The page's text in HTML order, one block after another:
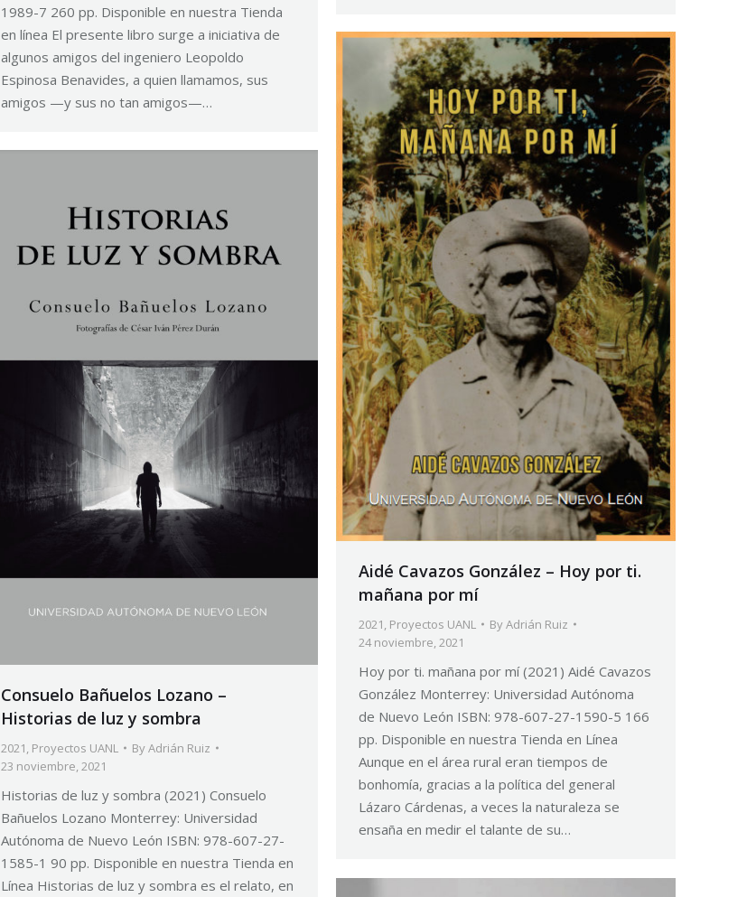
1989-7 260 pp. Disponible en nuestra Tienda
en línea El presente libro surge a iniciativa de
algunos amigos del ingeniero Leopoldo
Espinosa Benavides, a quien llamamos, sus
amigos —y sus no tan amigos—…
Aidé Cavazos González – Hoy por ti.
mañana por mí
2021, Proyectos UANL ByAdrián Ruiz
24 noviembre, 2021
Hoy por ti. mañana por mí (2021) Aidé Cavazos
González Monterrey: Universidad Autónoma
de Nuevo León ISBN: 978-607-27-1590-5 166
pp. Disponible en nuestra Tienda en Línea
Aunque en el área rural eran tiempos de
bonhomía, gracias a la política del general
Lázaro Cárdenas, a veces la naturaleza se
ensaña en medir el talante de su…
Consuelo Bañuelos Lozano –
Historias de luz y sombra
2021, Proyectos UANL ByAdrián Ruiz
23 noviembre, 2021
Historias de luz y sombra (2021) Consuelo
Bañuelos Lozano Monterrey: Universidad
Autónoma de Nuevo León ISBN: 978-607-27-
1585-1 90 pp. Disponible en nuestra Tienda en
Línea Historias de luz y sombra es el relato, en